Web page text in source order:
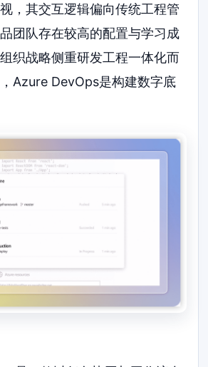
，其交互逻辑偏向传统工程管
团队存在较高的配置与学习成
织战略侧重研发工程一体化而
Azure DevOps是构建数字底